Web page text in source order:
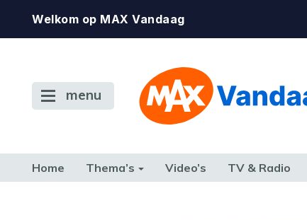
Welkom op MAX Vandaag
menu
Home Thema’s Video’s TV & Radio